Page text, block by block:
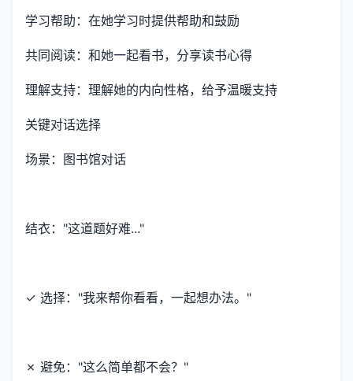
学习帮助：在她学习时提供帮助和鼓励
共同阅读：和她一起看书，分享读书心得
理解支持：理解她的内向性格，给予温暖支持
关键对话选择
场景：图书馆对话
结衣："这道题好难..."
✓ 选择："我来帮你看看，一起想办法。"
✗ 避免："这么简单都不会？"